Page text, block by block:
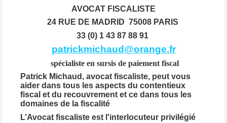
AVOCAT FISCALISTE
24 RUE DE MADRID 75008 PARIS
33 (0) 1 43 87 88 91
patrickmichaud@orange.fr
spécialiste en sursis de paiement fiscal
Patrick Michaud, avocat fiscaliste, peut vous
aider dans tous les aspects du contentieux
fiscal et du recouvrement et ce dans tous les
domaines de la fiscalité
L’Avocat fiscaliste est l'interlocuteur privilégié